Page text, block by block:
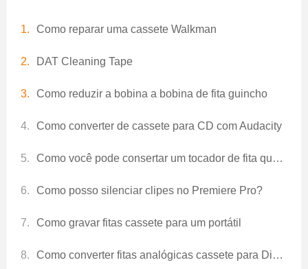
Como reparar uma cassete Walkman
DAT Cleaning Tape
Como reduzir a bobina a bobina de fita guincho
Como converter de cassete para CD com Audacity
Como você pode consertar um tocador de fita quando ele joga muito suavemente?
Como posso silenciar clipes no Premiere Pro?
Como gravar fitas cassete para um portátil
Como converter fitas analógicas cassete para Digital